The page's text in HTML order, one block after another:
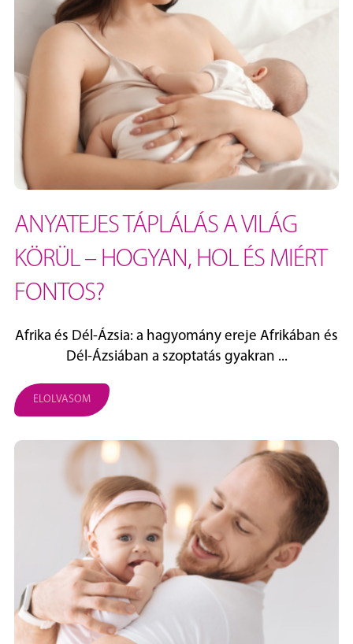
ANYATEJES TÁPLÁLÁS A VILÁG
KÖRÜL – HOGYAN, HOL ÉS MIÉRT
FONTOS?
Afrika és Dél‑Ázsia: a hagyomány ereje Afrikában és
Dél‑Ázsiában a szoptatás gyakran ...
ELOLVASOM